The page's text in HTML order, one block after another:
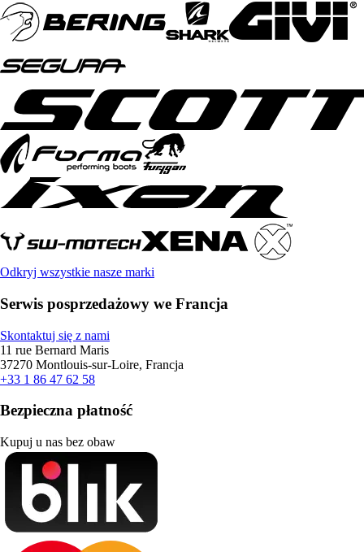
Odkryj wszystkie nasze marki
Serwis posprzedażowy we Francja
Skontaktuj się z nami
11 rue Bernard Maris
37270 Montlouis-sur-Loire, Francja
+33 1 86 47 62 58
Bezpieczna płatność
Kupuj u nas bez obaw